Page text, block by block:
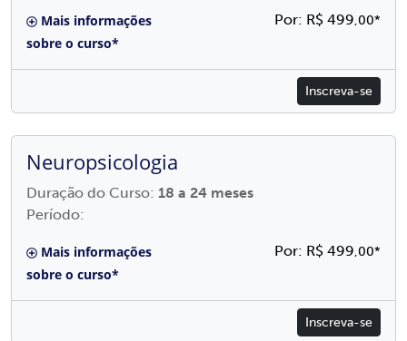
Mais informações
sobre o curso*
Por: R$ 499,00*
Inscreva-se
Neuropsicologia
Duração do Curso: 18 a 24 meses
Período:
Mais informações
sobre o curso*
Por: R$ 499,00*
Inscreva-se